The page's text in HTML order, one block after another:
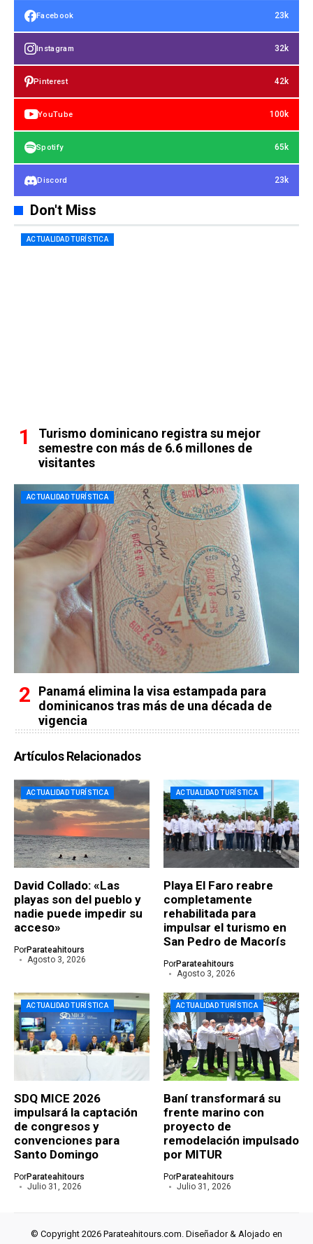
Facebook 23k
Instagram 32k
Pinterest 42k
YouTube 100k
Spotify 65k
Discord 23k
Don't Miss
ACTUALIDAD TURÍSTICA
Turismo dominicano registra su mejor
semestre con más de 6.6 millones de
visitantes
ACTUALIDAD TURÍSTICA
Panamá elimina la visa estampada para
dominicanos tras más de una década de
vigencia
Artículos Relacionados
ACTUALIDAD TURÍSTICA
David Collado: «Las
playas son del pueblo y
nadie puede impedir su
acceso»
PorParateahitours
Agosto 3, 2026
ACTUALIDAD TURÍSTICA
Playa El Faro reabre
completamente
rehabilitada para
impulsar el turismo en
San Pedro de Macorís
PorParateahitours
Agosto 3, 2026
ACTUALIDAD TURÍSTICA
SDQ MICE 2026
impulsará la captación
de congresos y
convenciones para
Santo Domingo
PorParateahitours
Julio 31, 2026
ACTUALIDAD TURÍSTICA
Baní transformará su
frente marino con
proyecto de
remodelación impulsado
por MITUR
PorParateahitours
Julio 31, 2026
© Copyright 2026 Parateahitours.com. Diseñador & Alojado en